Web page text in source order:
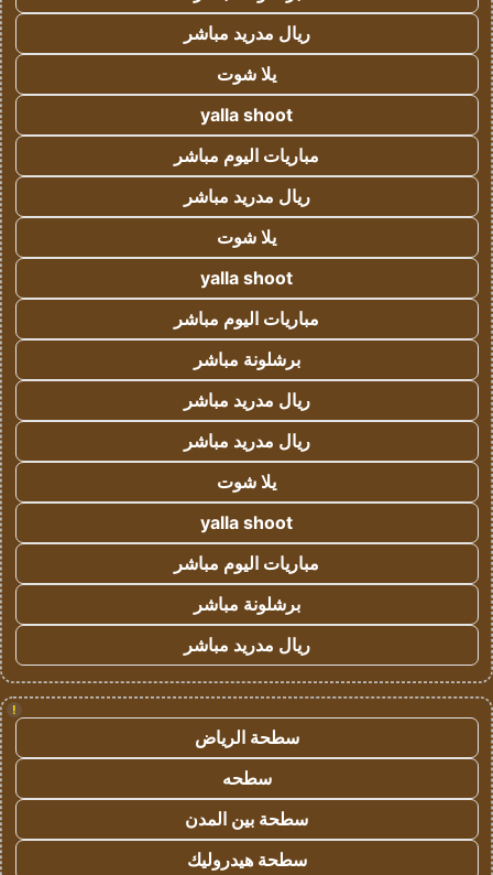
ريال مدريد مباشر
يلا شوت
yalla shoot
مباريات اليوم مباشر
ريال مدريد مباشر
يلا شوت
yalla shoot
مباريات اليوم مباشر
برشلونة مباشر
ريال مدريد مباشر
ريال مدريد مباشر
يلا شوت
yalla shoot
مباريات اليوم مباشر
برشلونة مباشر
ريال مدريد مباشر
!
سطحة الرياض
سطحه
سطحة بين المدن
سطحة هيدروليك